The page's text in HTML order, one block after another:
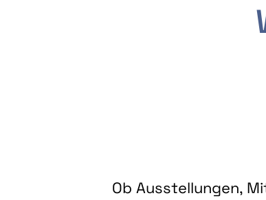
Ob Ausstellungen,